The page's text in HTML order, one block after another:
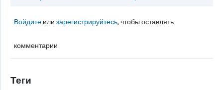
Войдите илизарегистрируйтесь, чтобы оставлять
комментарии
Теги